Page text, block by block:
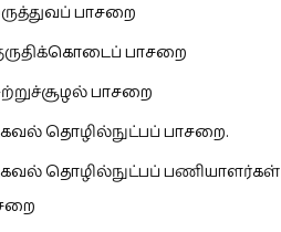
பாசறை
பாசறை
பாசறை
தொழில்நுட்பப் பாசறை.
தொழில்நுட்பப் பணியாளர்கள்